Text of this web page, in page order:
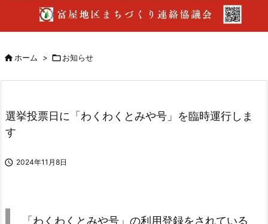
ホーム > お知らせ
選挙投票日に「わくわくとみや号」を臨時運行しま
す
 2024年11月8日
「わくわくとみや号」の利用登録をされている